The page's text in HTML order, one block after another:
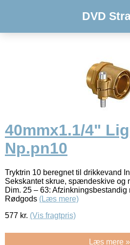
DVD
40mmx1.1/4"
Np.pn10
Tryktrin 10 beregnet til drikkevand
Sekskantet skrue, spændeskive og
Dim. 25 – 63: Afzinkningsbestandig
Rødgods (Læs mere)
577 kr. (Vis fragtpris)
Læs mere »